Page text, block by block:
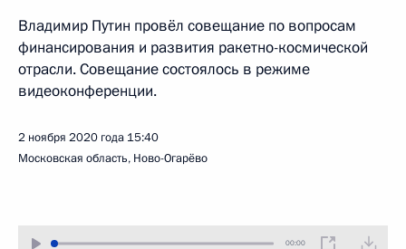
Владимир Путин провёл совещание по вопросам
финансирования и развития ракетно-космической
отрасли. Совещание состоялось в режиме
видеоконференции.
2 ноября 2020 года 15:40
Московская область, Ново-Огарёво
00:00